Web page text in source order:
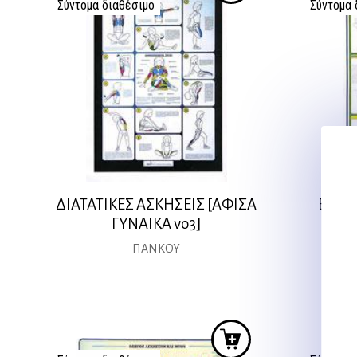
Σύντομα διαθέσιμο
ΔΙΑΤΑΤΙΚΕΣ ΑΣΚΗΣΕΙΣ [ΑΦΙΣΑ
ΓΥΝΑΙΚΑ νο3]
ΠΑΝΚΟΥ
Σύντομα